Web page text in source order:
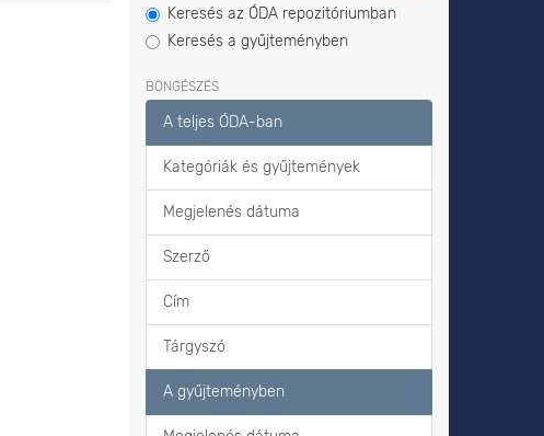
Keresés az ÓDA repozitóriumban
Keresés a gyűjteményben
BÖNGÉSZÉS
A teljes ÓDA-ban
Kategóriák és gyűjtemények
Megjelenés dátuma
Szerző
Cím
Tárgyszó
A gyűjteményben